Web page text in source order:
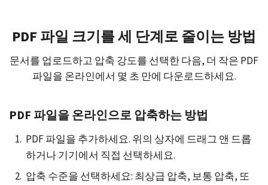
PDF 파일 크기를 세 단계로 줄이는 방법
문서를 업로드하고 압축 강도를 선택한 다음, 더 작은 PDF
파일을 온라인에서 몇 초 만에 다운로드하세요.
PDF 파일을 온라인으로 압축하는 방법
PDF 파일을 추가하세요. 위의 상자에 드래그 앤 드롭
하거나 기기에서 직접 선택하세요.
압축 수준을 선택하세요: 최상급 압축, 보통 압축, 또